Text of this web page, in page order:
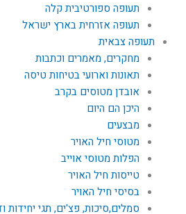
תעופה ספורטיבית קלה
תעופה אזרחית בארץ ישראל
תעופה צבאית
מחקרים, מאמרים וכתבות
תאונות וארועי בטיחות טיסה
אובדן מטוסים בקרב
היכן הם היום
מבצעים
מטוסי חיל האויר
הפלות מטוסי אוייב
טייסות חיל האויר
בסיסי חיל האויר
סמלים,סיכות, פצ'ים, תגי יחידות